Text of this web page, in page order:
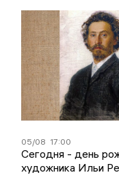
05/08 17:00
Сегодня - день
художника Ильи